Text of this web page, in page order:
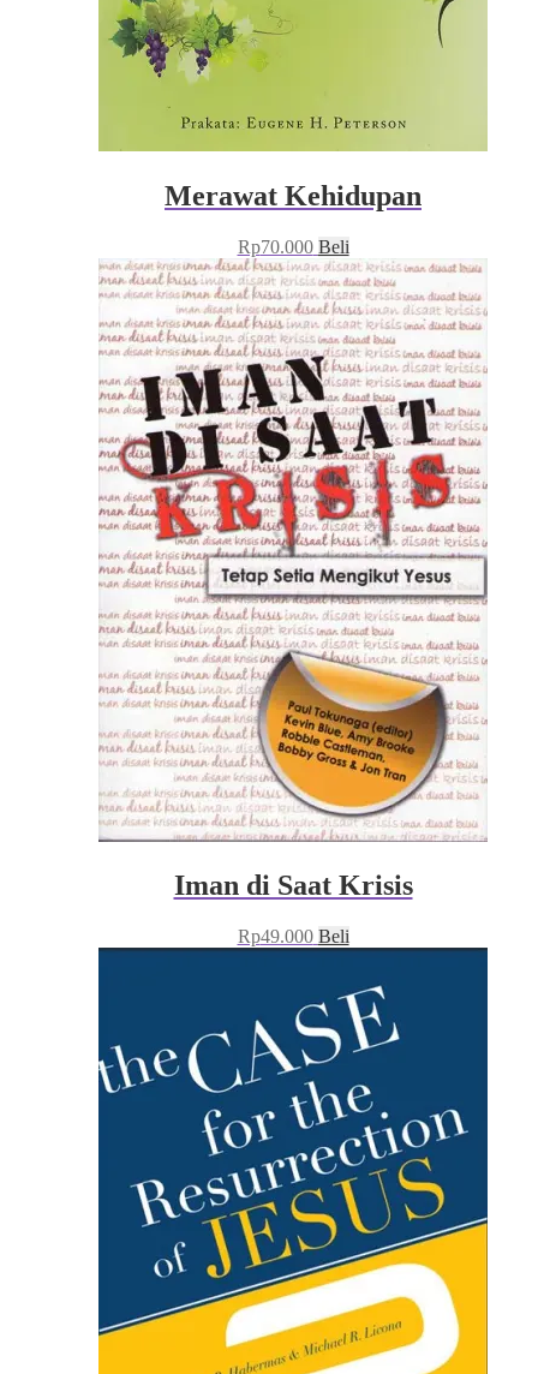
Merawat Kehidupan
Rp70.000 Beli
Iman di Saat Krisis
Rp49.000 Beli